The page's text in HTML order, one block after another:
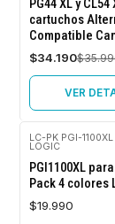
OFF
Agotado
PG44 XL y
cartuchos
Compatible
$34.190
VER
Agotado
LC-PK PGI-1100XL
LOGIC
PGI1100XL
Pack 4 colores
$19.990